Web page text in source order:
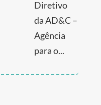
Diretivo
da AD&C –
Agência
para o...